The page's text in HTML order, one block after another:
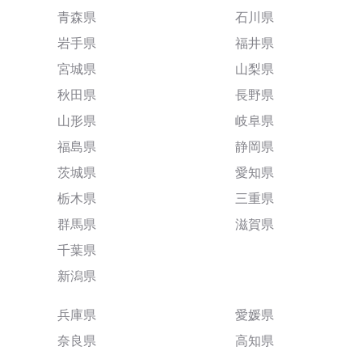
青森県
岩手県
宮城県
秋田県
山形県
福島県
茨城県
栃木県
群馬県
千葉県
新潟県
石川県
福井県
山梨県
長野県
岐阜県
静岡県
愛知県
三重県
滋賀県
兵庫県
奈良県
愛媛県
高知県